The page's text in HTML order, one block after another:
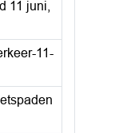
11 juni,
11-